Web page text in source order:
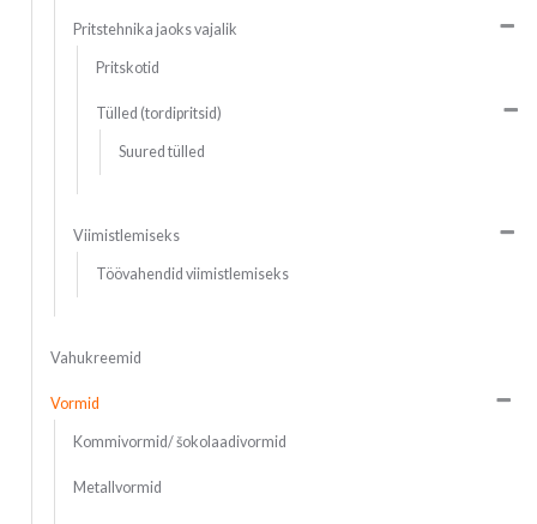
Pritstehnika jaoks vajalik
Pritskotid
Tülled (tordipritsid)
Suured tülled
Viimistlemiseks
Töövahendid viimistlemiseks
Vahukreemid
Vormid
Kommivormid/ šokolaadivormid
Metallvormid